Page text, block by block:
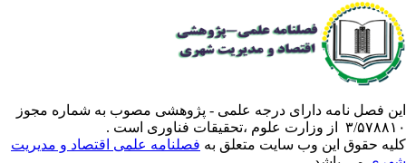
فصل نامه دارای درجه علمی - پژوهشی مصوب به شماره مجوز
وزارت علوم ،تحقیقات فناوری است .
حقوق این وب سایت متعلق بهفصلنامه علمی اقتصاد و مدیریت